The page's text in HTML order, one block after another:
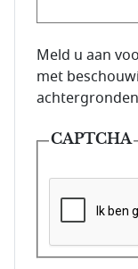
E-mailadres
Meld u aan
met
CAPTCHA
Deze vraag